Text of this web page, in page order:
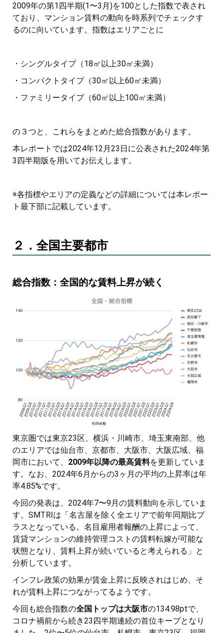
2009年の第1四半期(1〜3月)を100とした指数で表され
ており、マンション賃料の動向を時系列でチェックす
るのに向いています。指数はエリアごとに
・シングルタイプ（18㎡以上30㎡未満）
・コンパクトタイプ（30㎡以上60㎡未満）
・ファミリータイプ（60㎡以上100㎡未満）
の３つと、これらをまとめた総合指数があります。
本レポートでは2024年12月23日に公表された2024年第
3四半期版を用いてお伝えします。
※各指標やエリアの定義などの詳細については本レポー
ト最下部に記載しています。
２．全国主要都市
総合指数：全国的な賃料上昇が続く
東京圏では東京23区、横浜・川崎市、埼玉東南部、他
のエリアでは仙台市、京都市、大阪市、大阪広域、福
岡市において、 2009年以降の最高賃料を更新していま
す。なお、2024年6月からの3ヶ月の平均の上昇率は年
率4.85%です。
今回の発表は、2024年7〜9月の賃料動向を示していま
す。SMTRIは「名古屋を除く全エリアで前年同期比プ
ラスとなっている。名目雇用者報酬の上昇によって、
賃貸マンションの維持管理コストの賃料転嫁が可能な
状態となり、賃料上昇が続いていると考えられる」と
分析しています。
インフレ政策の効果が賃金上昇に反映されはじめ、そ
れが賃料上昇につながってるようです。
今回も総合指数の全国トップは大阪市の134.98ptで、
コロナ禍前から続き23四半期連続の首位キープとなり